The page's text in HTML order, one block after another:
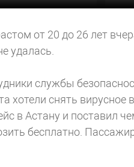
от 20 до 26 лет
удалась.
службы
хотели снять вирусное
в Астану и поставил
бесплатно.